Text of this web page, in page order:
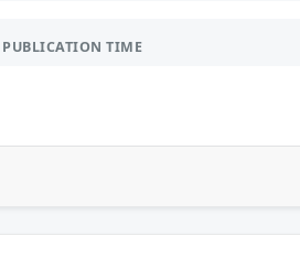
PUBLICATION TIME